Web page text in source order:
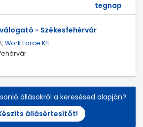
tegnap
- Székesfehérvár
Work Force Kft.
állásokról a keresésed alapján?
állásértesítőt!